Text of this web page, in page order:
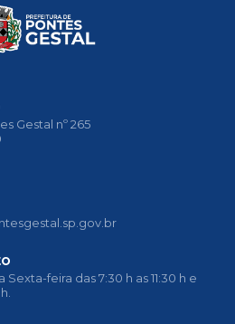
Gestal nº 265
feira das 7:30 h as 11:30 h e